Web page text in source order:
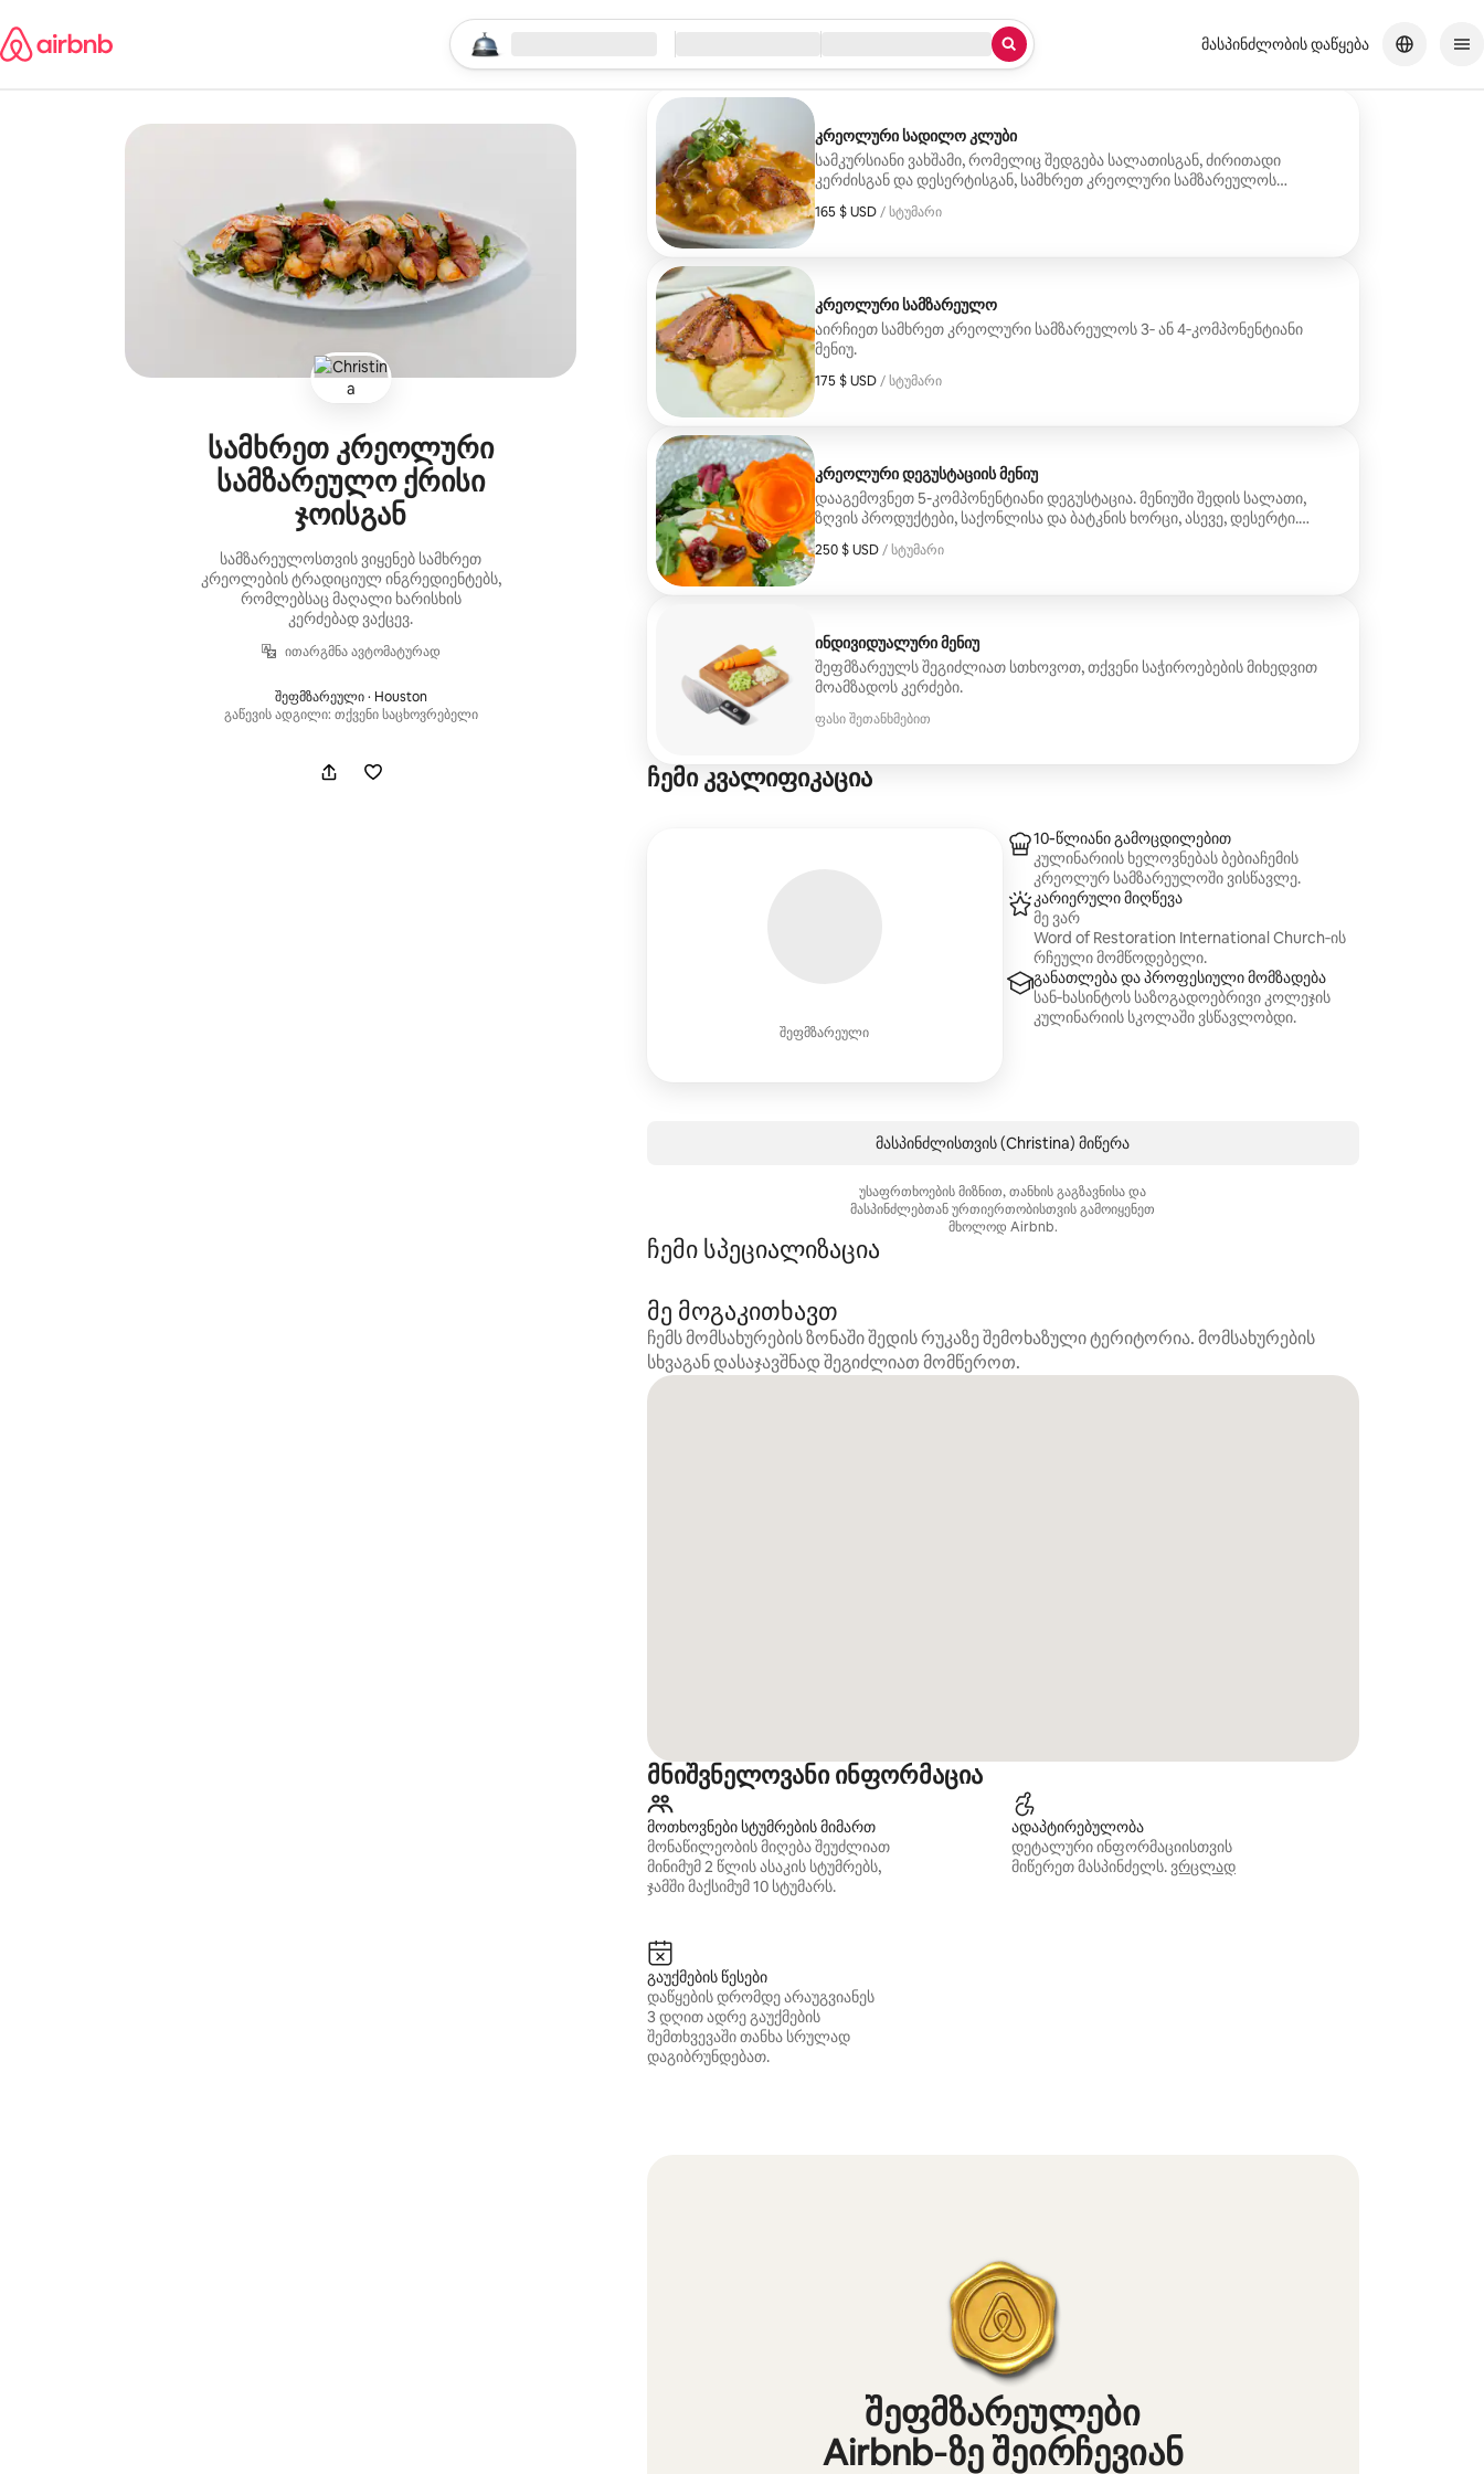
გადასვლა
დაიწყეთ ძიება
მდებარეობა მასპინძლობის დაწყება
სამხრეთ კრეოლური
სამზარეულო ქრისი
ჯოისგან
სამზარეულოსთვის ვიყენებ სამხრეთ
კრეოლების ტრადიციულ ინგრედიენტებს,
რომლებსაც მაღალი ხარისხის
კერძებად ვაქცევ.
ითარგმნა ავტომატურად
შეფმზარეული · Houston
გაწევის ადგილი: თქვენი საცხოვრებელი
კრეოლური სადილო კლუბი
სამკურსიანი ვახშამი, რომელიც შედგება სალათისგან, ძირითადი
კერძისგან და დესერტისგან, სამხრეთ კრეოლური სამზარეულოს
საუკეთესო კერძების წარმოსაჩენად.
165 $ USD / სტუმარი
165 $ USD, სტუმარზე
კრეოლური სამზარეულო
აირჩიეთ სამხრეთ კრეოლური სამზარეულოს 3‑ ან 4‑კომპონენტიანი
მენიუ.
175 $ USD / სტუმარი
175 $ USD, სტუმარზე
კრეოლური დეგუსტაციის მენიუ
დააგემოვნეთ 5-კომპონენტიანი დეგუსტაცია. მენიუში შედის სალათი,
ზღვის პროდუქტები, საქონლისა და ბატკნის ხორცი, ასევე, დესერტი.
ყველა კერძი მომზადებულია სამხრეთ კრეოლური კულინარიული
ტრადიციების მიხედვით.
250 $ USD / სტუმარი
250 $ USD, სტუმარზე
ინდივიდუალური მენიუ
შეფმზარეულს შეგიძლიათ სთხოვოთ, თქვენი საჭიროებების მიხედვით
მოამზადოს კერძები.
ფასი შეთანხმებით
ჩემი კვალიფიკაცია
შეფმზარეული
10‑წლიანი გამოცდილებით
კულინარიის ხელოვნებას ბებიაჩემის
კრეოლურ სამზარეულოში ვისწავლე.
კარიერული მიღწევა
მე ვარ
Word of Restoration International Church‑ის
რჩეული მომწოდებელი.
განათლება და პროფესიული მომზადება
სან‑ხასინტოს საზოგადოებრივი კოლეჯის
კულინარიის სკოლაში ვსწავლობდი.
მასპინძლისთვის (Christina) მიწერა
უსაფრთხოების მიზნით, თანხის გაგზავნისა და
მასპინძლებთან ურთიერთობისთვის გამოიყენეთ
მხოლოდ Airbnb.
ჩემი სპეციალიზაცია
მე მოგაკითხავთ
ჩემს მომსახურების ზონაში შედის რუკაზე შემოხაზული ტერიტორია. მომსახურების
სხვაგან დასაჯავშნად შეგიძლიათ მომწეროთ.
მნიშვნელოვანი ინფორმაცია
მოთხოვნები სტუმრების მიმართ
მონაწილეობის მიღება შეუძლიათ
მინიმუმ 2 წლის ასაკის სტუმრებს,
ჯამში მაქსიმუმ 10 სტუმარს.
ადაპტირებულობა
დეტალური ინფორმაციისთვის
მიწერეთ მასპინძელს.ვრცლად
გაუქმების წესები
დაწყების დრომდე არაუგვიანეს
3 დღით ადრე გაუქმების
შემთხვევაში თანხა სრულად
დაგიბრუნდებათ.
შეფმზარეულები
Airbnb‑ზე შეირჩევიან